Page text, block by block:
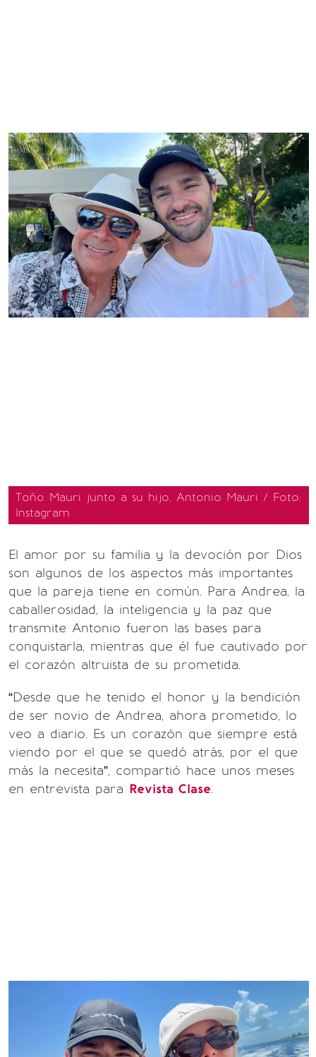
Toño Mauri junto a su hijo, Antonio Mauri / Foto:
Instagram
El amor por su familia y la devoción por Dios
son algunos de los aspectos más importantes
que la pareja tiene en común. Para Andrea, la
caballerosidad, la inteligencia y la paz que
transmite Antonio fueron las bases para
conquistarla, mientras que él fue cautivado por
el corazón altruista de su prometida.
“Desde que he tenido el honor y la bendición
de ser novio de Andrea, ahora prometido, lo
veo a diario. Es un corazón que siempre está
viendo por el que se quedó atrás, por el que
más la necesita”, compartió hace unos meses
en entrevista para Revista Clase.